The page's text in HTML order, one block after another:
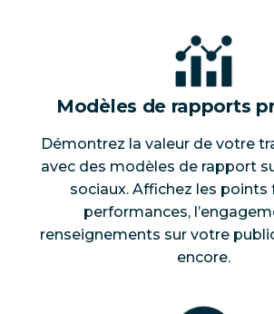
Modèles de rapports
Démontrez la valeur de votre
avec des modèles de rapport
sociaux. Affichez les points
performances,
renseignements sur votre
encore.